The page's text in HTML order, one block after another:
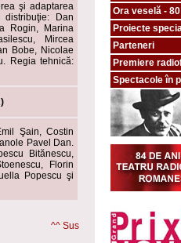
şi adaptarea
Dan
Rogin, Marina
Mircea
Bobe, Nicolae
Regia tehnică:
Şain, Costin
Pavel Dan.
Bitănescu,
Florin
Popescu şi
^^ Sus
Ora veselă - 80
Proiecte
Parteneri
Premiere
Spectacole în